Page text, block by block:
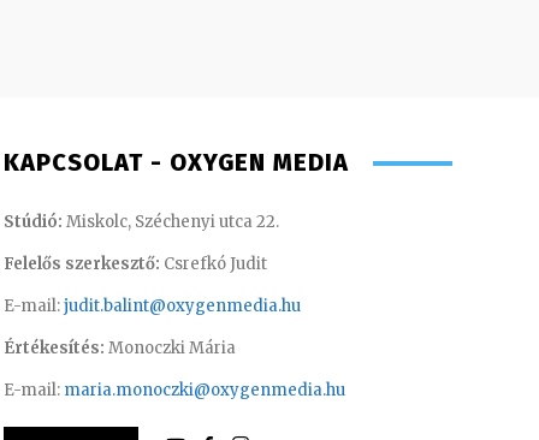
KAPCSOLAT - OXYGEN MEDIA
Stúdió: Miskolc, Széchenyi utca 22.
Felelős szerkesztő: Csrefkó Judit
E-mail:judit.balint@oxygenmedia.hu
Értékesítés: Monoczki Mária
E-mail: maria.monoczki@oxygenmedia.hu